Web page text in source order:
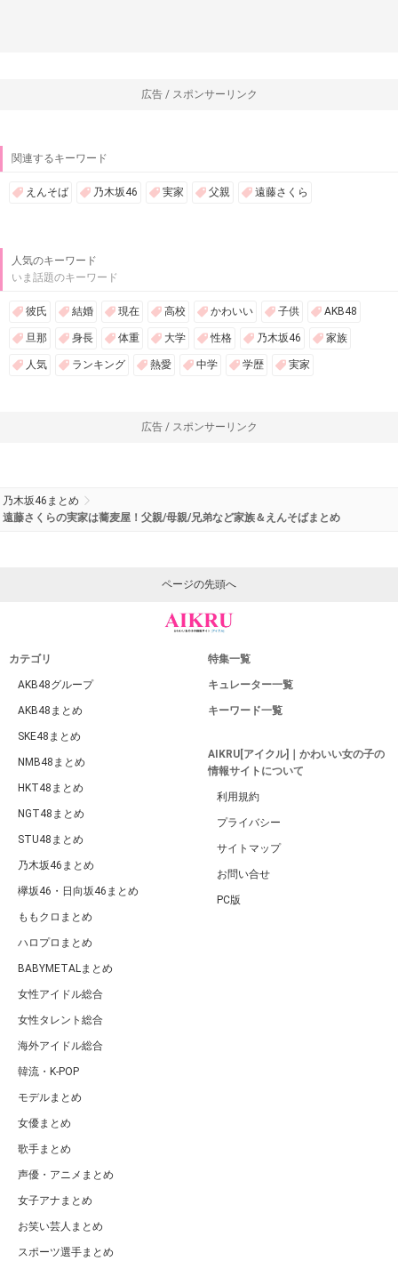
広告 / スポンサーリンク
関連するキーワード
えんそば 乃木坂46 実家 父親 遠藤さくら
人気のキーワード
いま話題のキーワード
彼氏 結婚 現在 高校 かわいい 子供 AKB48
旦那 身長 体重 大学 性格 乃木坂46 家族
人気 ランキング 熱愛 中学 学歴 実家
広告 / スポンサーリンク
乃木坂46まとめ
遠藤さくらの実家は蕎麦屋！父親/母親/兄弟など家族＆えんそばまとめ
ページの先頭へ
カテゴリ
AKB48グループ
AKB48まとめ
SKE48まとめ
NMB48まとめ
HKT48まとめ
NGT48まとめ
STU48まとめ
乃木坂46まとめ
欅坂46・日向坂46まとめ
ももクロまとめ
ハロプロまとめ
BABYMETALまとめ
女性アイドル総合
女性タレント総合
海外アイドル総合
韓流・K-POP
モデルまとめ
女優まとめ
歌手まとめ
声優・アニメまとめ
女子アナまとめ
お笑い芸人まとめ
スポーツ選手まとめ
特集一覧
キュレーター一覧
キーワード一覧
AIKRU[アイクル]｜かわいい女の子の
情報サイトについて
利用規約
プライバシー
サイトマップ
お問い合せ
PC版